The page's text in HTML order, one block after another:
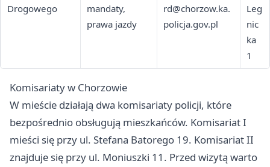
Drogowego
mandaty,
prawa jazdy
rd@chorzow.ka.
policja.gov.pl
Leg
nic
ka
1
Komisariaty w Chorzowie
W mieście działają dwa komisariaty policji, które
bezpośrednio obsługują mieszkańców. Komisariat I
mieści się przy ul. Stefana Batorego 19. Komisariat II
znajduje się przy ul. Moniuszki 11. Przed wizytą warto